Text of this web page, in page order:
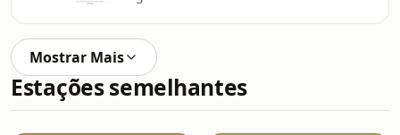
Mostrar Mais
Estações semelhantes